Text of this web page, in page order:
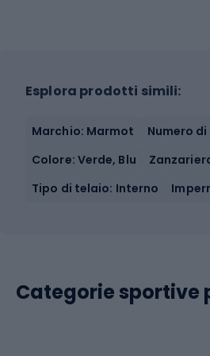
Esplora prodotti simili:
Marchio: Marmot
Numero
Colore: Verde, Blu
Tipo di telaio: Interno
Categorie sportive